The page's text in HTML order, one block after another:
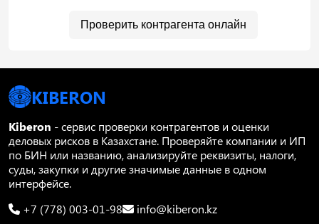
Проверить контрагента онлайн
KIBERON
Kiberon - сервис проверки контрагентов и оценки
деловых рисков в Казахстане. Проверяйте компании и ИП
по БИН или названию, анализируйте реквизиты, налоги,
суды, закупки и другие значимые данные в одном
интерфейсе.
+7 (778) 003-01-98
info@kiberon.kz